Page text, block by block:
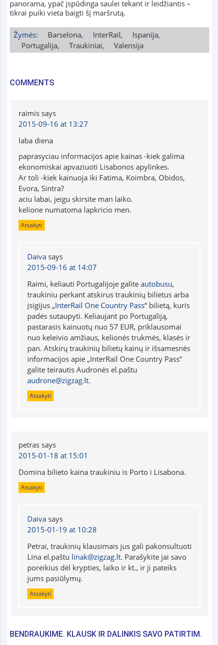
panorama, ypač įspūdinga saulei tekant ir leidžiantis –
tikrai puiki vieta baigti šį maršrutą.
Žymės: Barselona, InterRail, Ispanija,
Portugalija, Traukiniai, Valensija
COMMENTS
raimis says
2015-09-16 at 13:27
laba diena
paprasyciau informacijos apie kainas -kiek galima
ekonomiskai apvaziuoti Lisabonos apylinkes.
Ar toli -kiek kainuoja iki Fatima, Koimbra, Obidos,
Evora, Sintra?
aciu labai, jeigu skirsite man laiko.
kelione numatoma lapkricio men.
Atsakyti
Daiva says
2015-09-16 at 14:07
Raimi, keliauti Portugalijoje galite autobusu,
traukiniu perkant atskirus traukinių bilietus arba
įsigijus „InterRail One Country Pass“ bilietą, kuris
padės sutaupyti. Keliaujant po Portugaliją,
pastarasis kainuotų nuo 57 EUR, priklausomai
nuo keleivio amžiaus, kelionės trukmės, klasės ir
pan. Atskirų traukinių bilietų kainų ir išsamesnės
informacijos apie „InterRail One Country Pass“
galite teirautis Audronės el.paštu
audrone@zigzag.lt.
Atsakyti
petras says
2015-01-18 at 15:01
Domina bilieto kaina traukiniu is Porto i Lisabona.
Atsakyti
Daiva says
2015-01-19 at 10:28
Petrai, traukinių klausimais jus gali pakonsultuoti
Lina el.paštu linak@zigzag.lt. Parašykite jai savo
poreikius dėl krypties, laiko ir kt., ir ji pateiks
jums pasiūlymų.
Atsakyti
BENDRAUKIME. KLAUSK IR DALINKIS SAVO PATIRTIM.